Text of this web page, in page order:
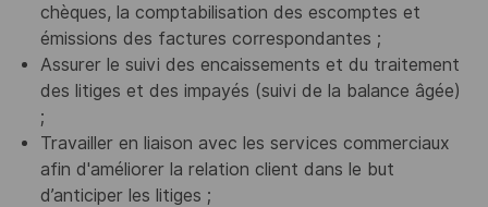
chèques, la comptabilisation des escomptes et
émissions des factures correspondantes ;
Assurer le suivi des encaissements et du traitement
des litiges et des impayés (suivi de la balance âgée)
;
Travailler en liaison avec les services commerciaux
afin d'améliorer la relation client dans le but
d’anticiper les litiges ;